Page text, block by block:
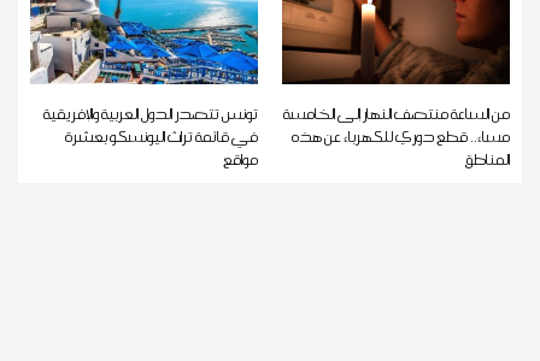
من الساعة منتصف النهار إلى الخامسة
مساء.. قطع دوري للكهرباء عن هذه
المناطق
تونس تتصدر الدول العربية والإفريقية
في قائمة تراث اليونسكو بعشرة
مواقع